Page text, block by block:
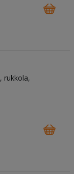
rukkola